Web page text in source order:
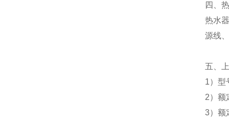
四、
热水
源线
五、
1）型
2）额
3）额